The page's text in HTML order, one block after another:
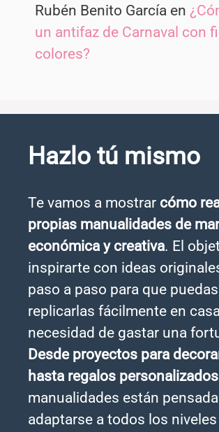
Rubén Benito García en
un antifaz de Carnaval con
colores?
Hazlo tú mismo
Te vamos a mostrar cómo
propias manualidades de
económica y creativa. El
inspirarte con ideas
paso a paso para que puedas
replicarlas fácilmente en
necesidad de gastar una
Desde proyectos para
hasta regalos
manualidades están
adaptarse a todos los